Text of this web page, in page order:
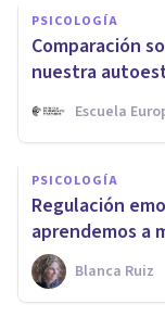
PSICOLOGÍA
Comparación
nuestra
Escuela
PSICOLOGÍA
Regulación
aprendemos a
Blanca Ruiz